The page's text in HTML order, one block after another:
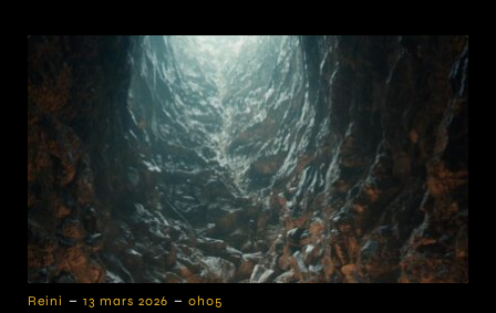
Reini - 13 mars 2026 - 0h05